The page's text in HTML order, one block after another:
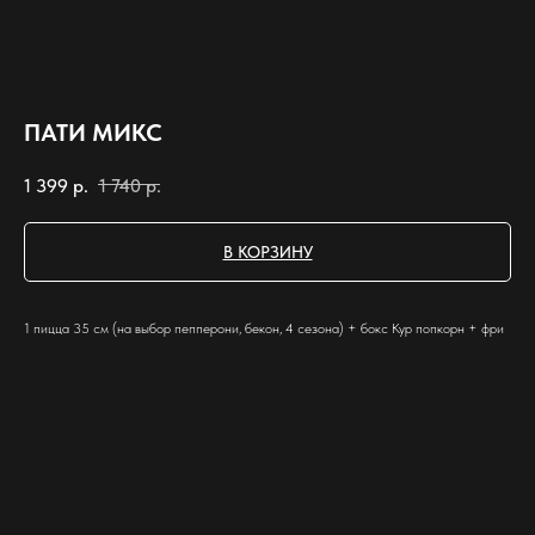
ПАТИ МИКС
1 399 р. 1 740 р.
В КОРЗИНУ
1 пицца 35 см (на выбор пепперони, бекон, 4 сезона) + бокс Кур попкорн + фри